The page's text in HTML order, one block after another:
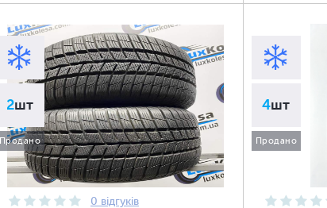
2шт
Продано
0 відгуків
4шт
Продано